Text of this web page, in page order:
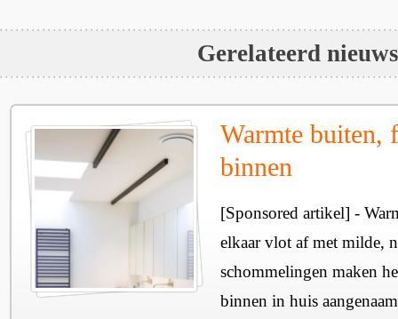
Gerelateerd nieuws
Warmte buiten,
binnen
[Sponsored artikel] -
elkaar vlot af met milde,
schommelingen maken
binnen in huis